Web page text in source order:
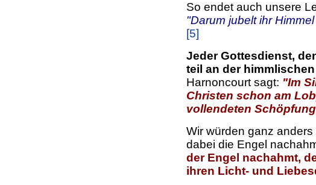
So endet auch unsere
"Darum jubelt ihr
[5]
Jeder Gottesdienst,
teil an der
Harnoncourt sagt: "Im
Christen schon am
vollendeten
Wir würden ganz
dabei die Engel
der Engel nachahmt,
ihren Licht- und